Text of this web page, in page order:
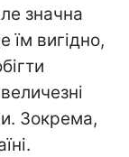
значна
їм вигідно,
Зокрема,